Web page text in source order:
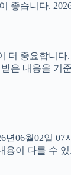
습니다.
중요합니
은 내용을 기
06월02일
이 다를 수